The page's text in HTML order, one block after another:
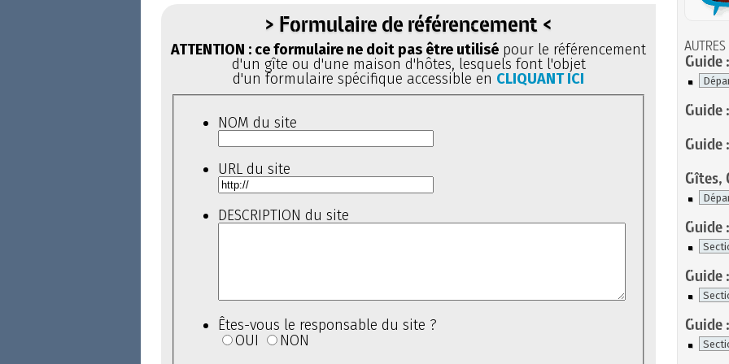
> Formulaire de référencement <
ATTENTION : ce formulaire ne doit pas être utilisé pour le référencement
d'un gîte ou d'une maison d'hôtes, lesquels font l'objet
d'un formulaire spécifique accessible en CLIQUANT ICI
NOM du site
URL du site
DESCRIPTION du site
Êtes-vous le responsable du site ?
OUI
NON
AUTRES
Guide
Guide
Guide
Gîtes,
Guide
Guide